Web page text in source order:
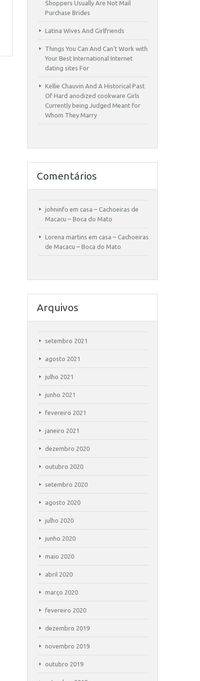
Shoppers Usually Are Not Mail
Purchase Brides
Latina Wives And Girlfriends
Things You Can And Can’t Work with
Your Best International Internet
dating sites For
Kellie Chauvin And A Historical Past
Of Hard anodized cookware Girls
Currently being Judged Meant for
Whom They Marry
Comentários
johninfo em casa – Cachoeiras de
Macacu – Boca do Mato
Lorena martins em casa – Cachoeiras
de Macacu – Boca do Mato
Arquivos
setembro 2021
agosto 2021
julho 2021
junho 2021
fevereiro 2021
janeiro 2021
dezembro 2020
outubro 2020
setembro 2020
agosto 2020
julho 2020
junho 2020
maio 2020
abril 2020
março 2020
fevereiro 2020
dezembro 2019
novembro 2019
outubro 2019